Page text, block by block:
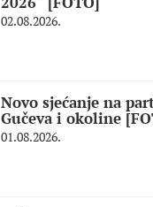
02.08.2026.
Novo sjećanje na
Gučeva i okoline
01.08.2026.